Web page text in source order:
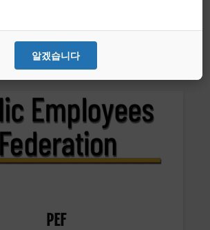
교육 및 보건의료 종사자
PEF
알겠습니다